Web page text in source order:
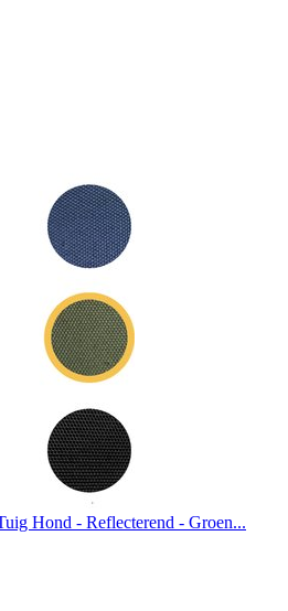
Hond - Reflecterend - Groen...